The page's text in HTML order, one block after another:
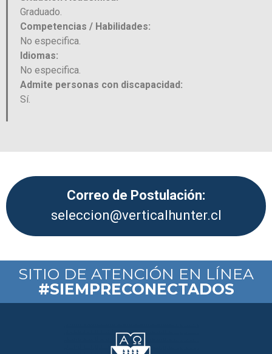
Graduado.
Competencias / Habilidades:
No especifica.
Idiomas:
No especifica.
Admite personas con discapacidad:
Sí.
Correo de Postulación:
seleccion@verticalhunter.cl
SITIO DE ATENCIÓN EN LÍNEA
#SIEMPRECONECTADOS